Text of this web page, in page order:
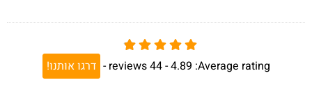
Average rating:
4.89 -
44
reviews
- דרגו אותנו!